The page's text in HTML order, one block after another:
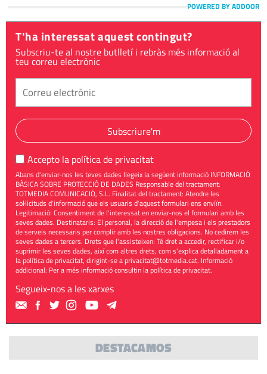
POWERED BY ADDOOR
T'ha interessat aquest contingut?
Subscriu-te al nostre butlletí i rebràs més informació al
teu correu electrònic
Subscriure'm
Accepto la política de privacitat
Abans d'enviar-nos les teves dades llegeix la següent informació INFORMACIÓ
BÀSICA SOBRE PROTECCIÓ DE DADES Responsable del tractament:
TOTMEDIA COMUNICACIÓ, S.L. Finalitat del tractament: Atendre les
sol·licituds d'informació que els usuaris d'aquest formulari ens enviïn.
Legitimació: Consentiment de l'interessat en enviar-nos el formulari amb les
seves dades. Destinataris: El personal, la direcció de l'empesa i els prestadors
de serveis necessaris per complir amb les nostres obligacions. No cedirem les
seves dades a tercers. Drets que l'assisteixen: Té dret a accedir, rectificar i/o
suprimir les seves dades, així com altres drets, com s'explica detalladament a
la política de privacitat, dirigint-se aprivacitat@totmedia.cat. Informació
addicional: Per a més informació consultin lapolítica de privacitat.
Segueix-nos a les xarxes
DESTACAMOS